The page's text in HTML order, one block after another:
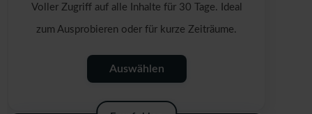
Voller Zugriff auf alle Inhalte für 30 Tage. Ideal
zum Ausprobieren oder für kurze Zeiträume.
Auswählen